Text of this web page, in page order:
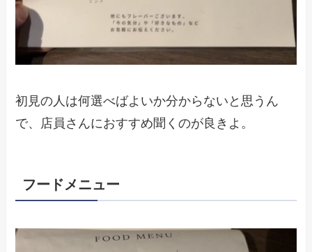
初見の人は何選べばよいか分からないと思うん
で、店員さんにおすすめ聞くのが良きよ。
フードメニュー